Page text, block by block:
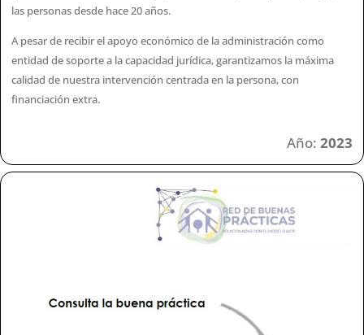
las personas desde hace 20 años.
A pesar de recibir el apoyo económico de la administración como
entidad de soporte a la capacidad jurídica, garantizamos la máxima
calidad de nuestra intervención centrada en la persona, con
financiación extra.
Año: 2023